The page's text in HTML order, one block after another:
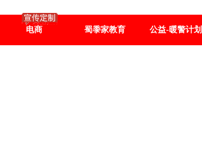
电商 蜀黍家教育 公益-暖警计划